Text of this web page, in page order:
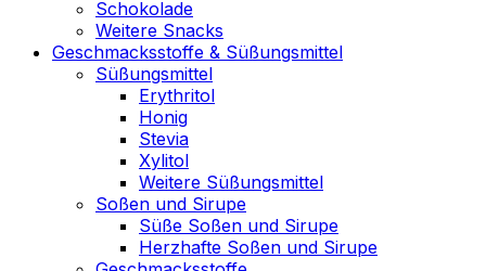
Schokolade
Weitere Snacks
Geschmacksstoffe & Süßungsmittel
Süßungsmittel
Erythritol
Honig
Stevia
Xylitol
Weitere Süßungsmittel
Soßen und Sirupe
Süße Soßen und Sirupe
Herzhafte Soßen und Sirupe